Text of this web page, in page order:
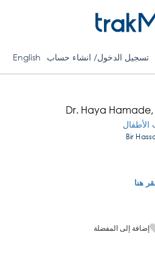
تسجيل الدخول/ انشاء حساب English
Dr. Haya Hamade,
هنا
إضافة إلى المفضلة